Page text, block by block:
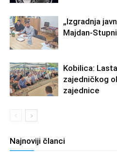
„Izgradnja
Majdan-
Kobilica:
zajedničkog
zajednice
Najnoviji članci